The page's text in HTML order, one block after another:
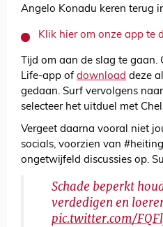
Angelo Konadu keren terug
Klik hier om onze app te
Tijd om aan de slag te
Life-app of download deze
gedaan. Surf vervolgens
selecteer het uitduel met
Vergeet daarna vooral niet
socials, voorzien van
ongetwijfeld discussies op.
Schade beperkt
verdedigen en
pic.twitter.com/